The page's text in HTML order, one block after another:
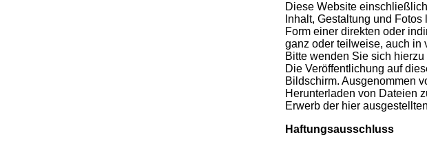
Diese Website
Inhalt, Gestaltung und
Form einer direkten oder
ganz oder teilweise, auch in
Bitte wenden Sie sich
Die Veröffentlichung auf
Bildschirm. Ausgenommen
Herunterladen von Dateien
Erwerb der hier
Haftungsausschluss